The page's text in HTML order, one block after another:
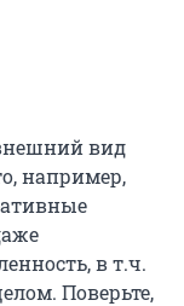
вид
например,
в т.ч.
Поверьте,